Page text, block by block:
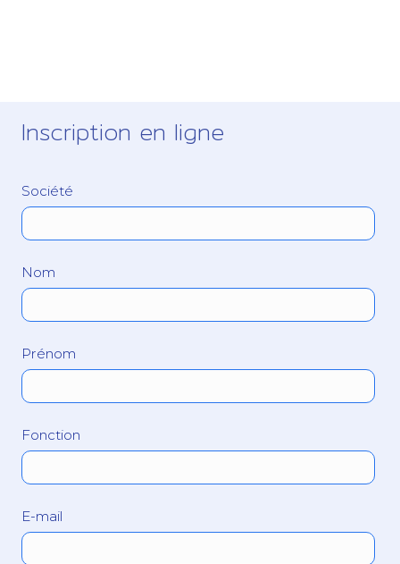
Inscription en ligne
Société
Nom
Prénom
Fonction
E-mail